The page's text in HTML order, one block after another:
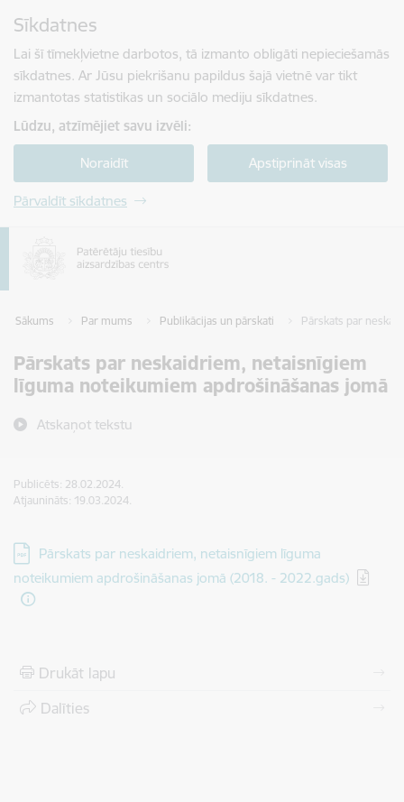
Sīkdatnes
Lai šī tīmekļvietne darbotos, tā izmanto obligāti nepieciešamās
sīkdatnes. Ar Jūsu piekrišanu papildus šajā vietnē var tikt
izmantotas statistikas un sociālo mediju sīkdatnes.
Lūdzu, atzīmējiet savu izvēli:
Noraidīt Apstiprināt visas
Pārvaldīt sīkdatnes
Sākums Par mums Publikācijas un pārskati Pārskats par
Pārskats par neskaidriem, netaisnīgiem
līguma noteikumiem apdrošināšanas jomā
Atskaņot tekstu
Publicēts: 28.02.2024.
Atjaunināts: 19.03.2024.
Lejupielādēt:
Pārskats par neskaidriem, netaisnīgiem līguma
noteikumiem apdrošināšanas jomā (2018. - 2022.gads)
Drukāt lapu
Dalīties